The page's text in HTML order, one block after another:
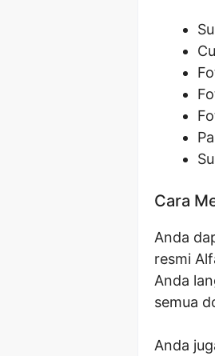
Cara
Anda
resmi
Anda
semua
Anda